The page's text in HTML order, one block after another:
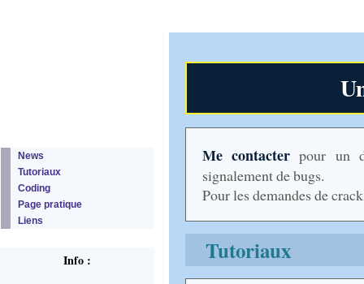
News
Tutoriaux
Coding
Page pratique
Liens
Info :
Me contacter pour un
signalement de bugs.
Pour les demandes de
Tutoriaux